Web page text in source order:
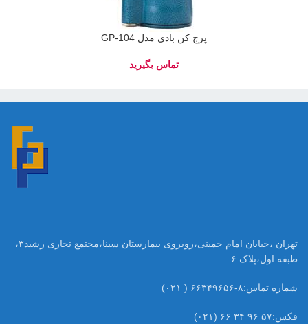
پرچ کن بادی مدل GP-104
تهران ،خیابان امام خمینی،روبروی بیمارستان سینا،مجتمع تجاری رشید۳،
طبقه اول،پلاک ۶
شماره تماس:۸-۶۶۳۴۹۶۵۶ ( ۰۲۱)
فکس:۵۷ ۹۶ ۳۴ ۶۶ (۰۲۱)